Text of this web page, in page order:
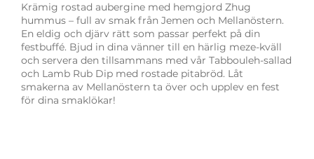
Krämig rostad aubergine med hemgjord Zhug
hummus – full av smak från Jemen och Mellanöstern.
En eldig och djärv rätt som passar perfekt på din
festbuffé. Bjud in dina vänner till en härlig meze-kväll
och servera den tillsammans med vår Tabbouleh-sallad
och Lamb Rub Dip med rostade pitabröd. Låt
smakerna av Mellanöstern ta över och upplev en fest
för dina smaklökar!